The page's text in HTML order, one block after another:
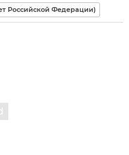
Российской Федерации)